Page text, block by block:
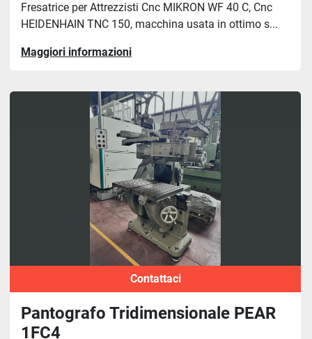
Fresatrice per Attrezzisti Cnc MIKRON WF 40 C, Cnc
HEIDENHAIN TNC 150, macchina usata in ottimo s...
Maggiori informazioni
Contattaci
Pantografo Tridimensionale PEAR
1FC4